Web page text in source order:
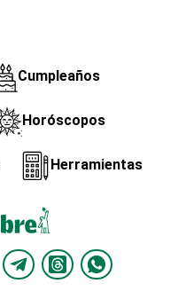
Cumpleaños
Horóscopos
Herramientas